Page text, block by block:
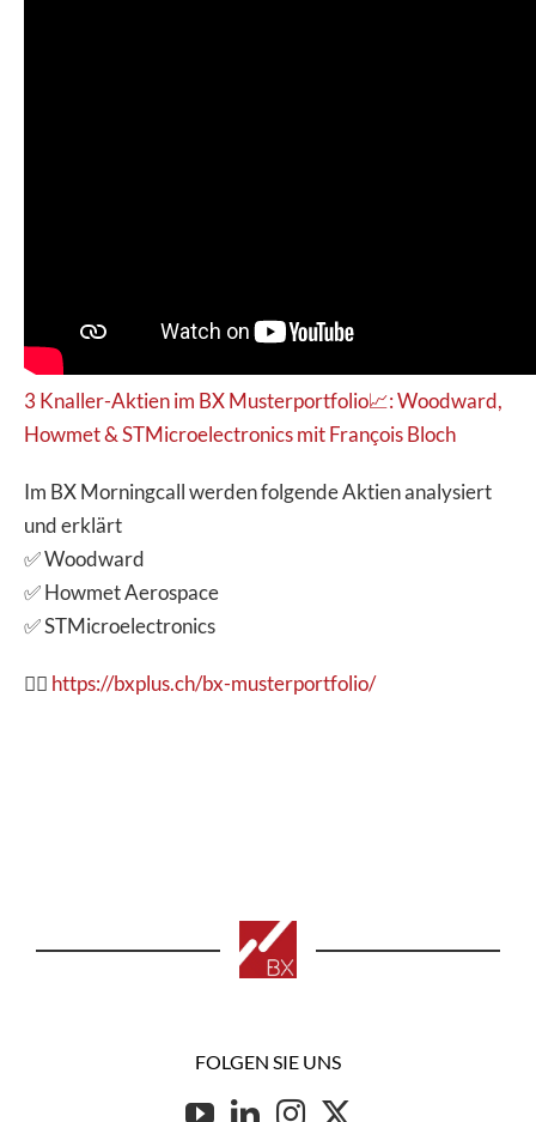
3 Knaller-Aktien im BX Musterportfolio📈: Woodward,
Howmet & STMicroelectronics mit François Bloch
Im BX Morningcall werden folgende Aktien analysiert
und erklärt
✅ Woodward
✅ Howmet Aerospace
✅ STMicroelectronics
👉🏽 https://bxplus.ch/bx-musterportfolio/
FOLGEN SIE UNS